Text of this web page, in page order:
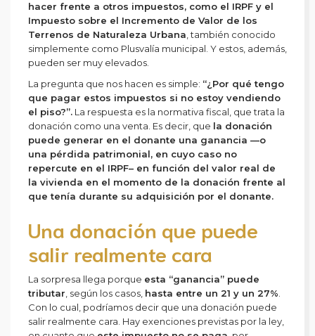
hacer frente a otros impuestos, como el IRPF y el
Impuesto sobre el Incremento de Valor de los
Terrenos de Naturaleza Urbana, también conocido
simplemente como Plusvalía municipal. Y estos, además,
pueden ser muy elevados.
La pregunta que nos hacen es simple: “¿Por qué tengo
que pagar estos impuestos si no estoy vendiendo
el piso?”. La respuesta es la normativa fiscal, que trata la
donación como una venta. Es decir, que la donación
puede generar en el donante una ganancia —o
una pérdida patrimonial, en cuyo caso no
repercute en el IRPF– en función del valor real de
la vivienda en el momento de la donación frente al
que tenía durante su adquisición por el donante.
Una donación que puede
salir realmente cara
La sorpresa llega porque esta “ganancia” puede
tributar, según los casos, hasta entre un 21 y un 27%.
Con lo cual, podríamos decir que una donación puede
salir realmente cara. Hay exenciones previstas por la ley,